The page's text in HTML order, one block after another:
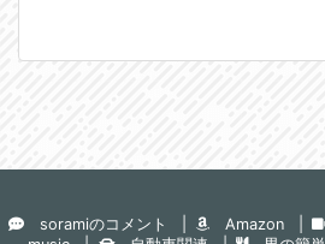
soramiのコメント Amazon